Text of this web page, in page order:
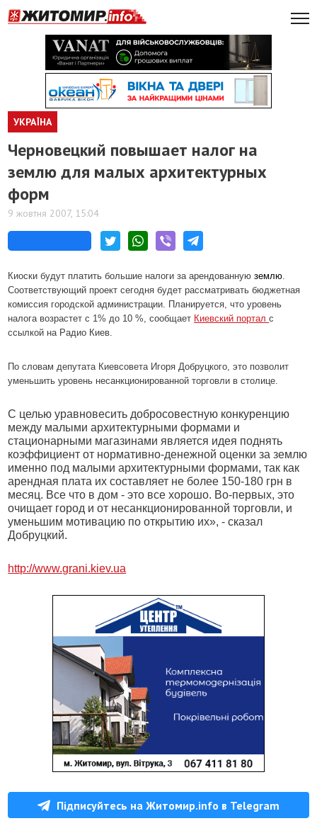
УКРАЇНА
Черновецкий повышает налог на
землю для малых архитектурных
форм
9 жовтня 2007, 15:04
Киоски будут платить большие налоги за арендованнуюземлю.
Соответствующий проект сегодня будет рассматривать бюджетная
комиссия городской администрации. Планируется, что уровень
налога возрастет с 1% до 10 %, сообщает Киевский порталс
ссылкой на Радио Киев.
По словам депутата Киевсовета Игоря Добруцкого, это позволит
уменьшить уровень несанкционированной торговли в столице.
С целью уравновесить добросовестную конкуренцию
между малыми архитектурными формами и
стационарными магазинами является идея поднять
коэффициент от нормативно-денежной оценки за землю
именно под малыми архитектурными формами, так как
арендная плата их составляет не более 150-180 грн в
месяц. Все что в дом - это все хорошо. Во-первых, это
очищает город и от несанкционированной торговли, и
уменьшим мотивацию по открытию их», - сказал
Добруцкий.
http://www.grani.kiev.ua
Підписуйтесь на Житомир.info в Telegram